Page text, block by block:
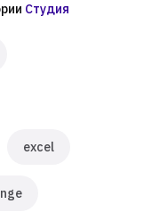
Студия
excel